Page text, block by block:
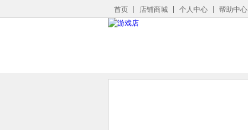
首页 店铺商城 个人中心 帮助中心